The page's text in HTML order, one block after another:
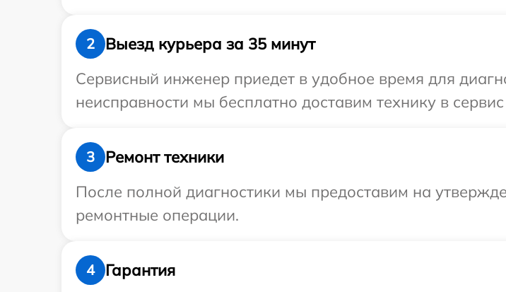
2
Выезд курьера за 35 минут
Сервисный инженер приедет в удобное время для
неисправности мы бесплатно доставим технику в
3
Ремонт техники
После полной диагностики мы предоставим на
ремонтные операции.
4
Гарантия